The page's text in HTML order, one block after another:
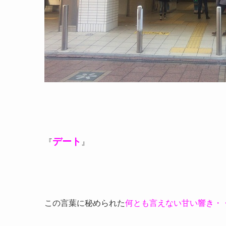
『デート 』
この言葉に秘められた何とも言えない甘い響き・